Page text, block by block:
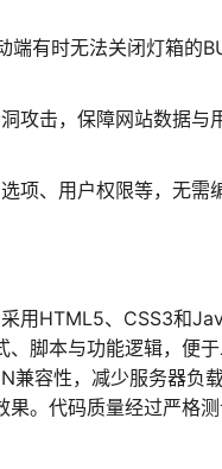
有时无法关闭灯箱的
攻击，保障网站数据与
项、用户权限等，无需
用HTML5、CSS3和
脚本与功能逻辑，便
兼容性，减少服务器负
。代码质量经过严格